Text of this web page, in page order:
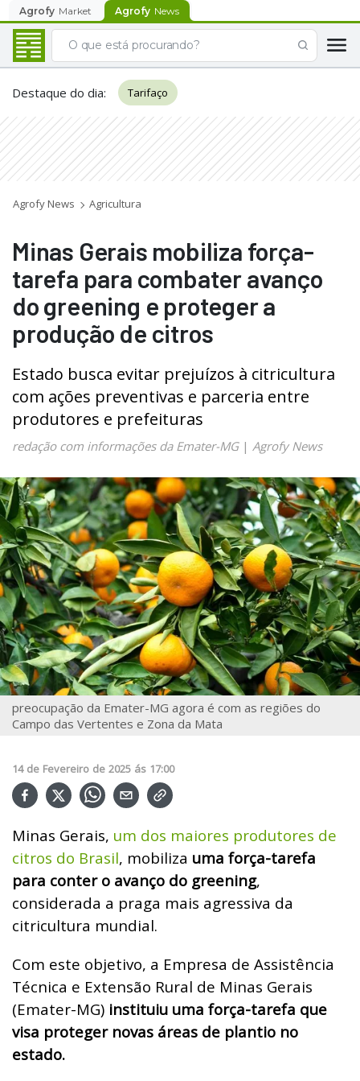
Agrofy Market Agrofy News
Destaque do dia: Tarifaço
Agrofy News Agricultura
Minas Gerais mobiliza força-
tarefa para combater avanço
do greening e proteger a
produção de citros
Estado busca evitar prejuízos à citricultura
com ações preventivas e parceria entre
produtores e prefeituras
redação com informações da Emater-MG| Agrofy News
preocupação da Emater-MG agora é com as regiões do
Campo das Vertentes e Zona da Mata
14 de Fevereiro de 2025 ás 17:00
Minas Gerais, um dos maiores produtores de
citros do Brasil, mobiliza uma força-tarefa
para conter o avanço do greening,
considerada a praga mais agressiva da
citricultura mundial.
Com este objetivo, a Empresa de Assistência
Técnica e Extensão Rural de Minas Gerais
(Emater-MG) instituiu uma força-tarefa que
visa proteger novas áreas de plantio no
estado.